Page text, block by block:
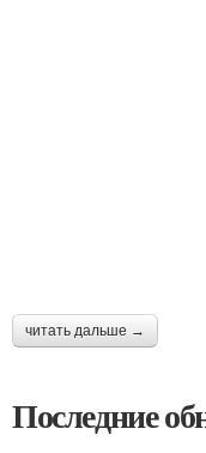
читать дальше →
Последние